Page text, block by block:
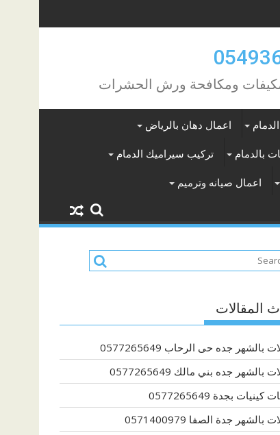
ومكافحة ورش الحشرات
اعمال دهان بالرياض
بالدمام تركيب سيراميك الدمام
اعمال صيانه وترميم
المقالات
بالشهر جده حى الرحاب 0577265649
بالشهر جده بني مالك 0577265649
بجدة 0577265649
بالشهر جدة الصفا 0571400979